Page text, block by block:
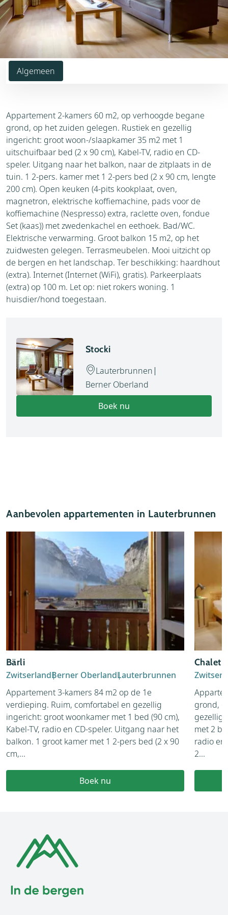
Algemeen
Appartement 2-kamers 60 m2, op verhoogde begane
grond, op het zuiden gelegen. Rustiek en gezellig
ingericht: groot woon-/slaapkamer 35 m2 met 1
uitschuifbaar bed (2 x 90 cm), Kabel-TV, radio en CD-
speler. Uitgang naar het balkon, naar de zitplaats in de
tuin. 1 2-pers. kamer met 1 2-pers bed (2 x 90 cm, lengte
200 cm). Open keuken (4-pits kookplaat, oven,
magnetron, elektrische koffiemachine, pads voor de
koffiemachine (Nespresso) extra, raclette oven, fondue
Set (kaas)) met zwedenkachel en eethoek. Bad/WC.
Elektrische verwarming. Groot balkon 15 m2, op het
zuidwesten gelegen. Terrasmeubelen. Mooi uitzicht op
de bergen en het landschap. Ter beschikking: haardhout
(extra). Internet (Internet (WiFi), gratis). Parkeerplaats
(extra) op 100 m. Let op: niet rokers woning. 1
huisdier/hond toegestaan.
Stocki
Lauterbrunnen
Berner Oberland
Boek nu
Aanbevolen appartementen in Lauterbrunnen
Bärli
ZwitserlandBerner OberlandLauterbrunnen
Appartement 3-kamers 84 m2 op de 1e
verdieping. Ruim, comfortabel en gezellig
ingericht: groot woonkamer met 1 bed (90 cm),
Kabel-TV, radio en CD-speler. Uitgang naar het
balkon. 1 groot kamer met 1 2-pers bed (2 x 90
cm,...
Boek nu
Chalet
grond,
gezellig
met 2
radio en
2...